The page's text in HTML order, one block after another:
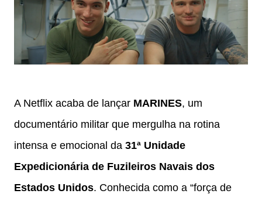
A Netflix acaba de lançar MARINES, um
documentário militar que mergulha na rotina
intensa e emocional da 31ª Unidade
Expedicionária de Fuzileiros Navais dos
Estados Unidos. Conhecida como a “força de